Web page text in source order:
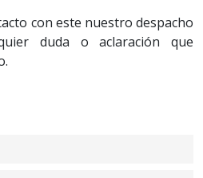
con este nuestro despacho
duda o aclaración que